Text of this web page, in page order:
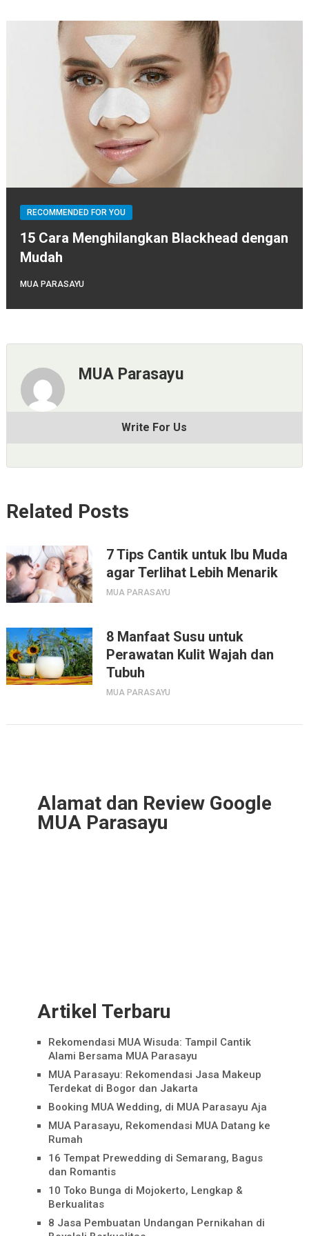
RECOMMENDED FOR YOU
15 Cara Menghilangkan Blackhead dengan
Mudah
MUA PARASAYU
MUA Parasayu
Write For Us
Related Posts
7 Tips Cantik untuk Ibu Muda
agar Terlihat Lebih Menarik
MUA PARASAYU
8 Manfaat Susu untuk
Perawatan Kulit Wajah dan
Tubuh
MUA PARASAYU
Alamat dan Review Google
MUA Parasayu
Artikel Terbaru
Rekomendasi MUA Wisuda: Tampil Cantik
Alami Bersama MUA Parasayu
MUA Parasayu: Rekomendasi Jasa Makeup
Terdekat di Bogor dan Jakarta
Booking MUA Wedding, di MUA Parasayu Aja
MUA Parasayu, Rekomendasi MUA Datang ke
Rumah
16 Tempat Prewedding di Semarang, Bagus
dan Romantis
10 Toko Bunga di Mojokerto, Lengkap &
Berkualitas
8 Jasa Pembuatan Undangan Pernikahan di